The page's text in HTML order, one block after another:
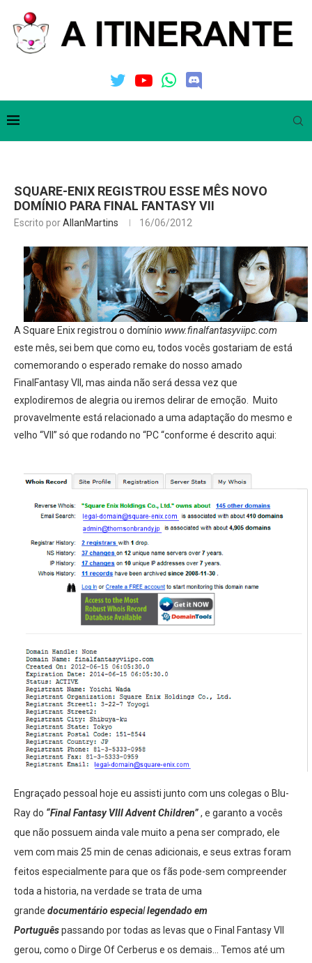
SQUARE-ENIX REGISTROU ESSE MÊS NOVO
DOMÍNIO PARA FINAL FANTASY VII
Escrito porAllanMartins 16/06/2012
A Square Enix registrou o domínio www.finalfantasyviipc.com
este mês, sei bem que como eu, todos vocês gostariam de está
comemorando o esperado remake do nosso amado
FinalFantasy VII, mas ainda não será dessa vez que
explodiremos de alegria ou iremos delirar de emoção. Muito
provavelmente está relacionado a uma adaptação do mesmo e
velho “VII” só que rodando no “PC “conforme é descrito aqui:
Engraçado pessoal hoje eu assisti junto com uns colegas o Blu-
Ray do “Final Fantasy VIII Advent Children”, e garanto a vocês
que não possuem ainda vale muito a pena ser comprado, ele
vem com mais 25 min de cenas adicionais, e seus extras foram
feitos especialmente para que os fãs pode-sem compreender
toda a historia, na verdade se trata de uma
grande documentário especiallegendado em
Portuguêspassando por todas as levas que o Final Fantasy VII
gerou, como o Dirge Of Cerberus e os demais… Temos até um